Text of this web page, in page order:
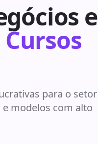
e
Cursos
para o setor
modelos com alto